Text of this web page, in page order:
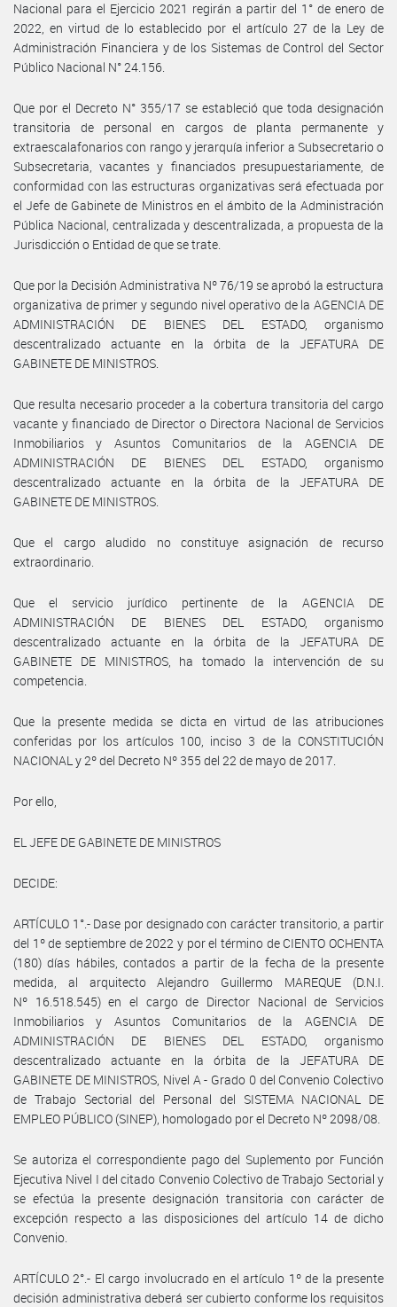
Nacional para el Ejercicio 2021 regirán a partir del 1° de enero de
2022, en virtud de lo establecido por el artículo 27 de la Ley de
Administración Financiera y de los Sistemas de Control del Sector
Público Nacional N° 24.156.
Que por el Decreto N° 355/17 se estableció que toda designación
transitoria de personal en cargos de planta permanente y
extraescalafonarios con rango y jerarquía inferior a Subsecretario o
Subsecretaria, vacantes y financiados presupuestariamente, de
conformidad con las estructuras organizativas será efectuada por
el Jefe de Gabinete de Ministros en el ámbito de la Administración
Pública Nacional, centralizada y descentralizada, a propuesta de la
Jurisdicción o Entidad de que se trate.
Que por la Decisión Administrativa Nº 76/19 se aprobó la estructura
organizativa de primer y segundo nivel operativo de la AGENCIA DE
ADMINISTRACIÓN DE BIENES DEL ESTADO, organismo
descentralizado actuante en la órbita de la JEFATURA DE
GABINETE DE MINISTROS.
Que resulta necesario proceder a la cobertura transitoria del cargo
vacante y financiado de Director o Directora Nacional de Servicios
Inmobiliarios y Asuntos Comunitarios de la AGENCIA DE
ADMINISTRACIÓN DE BIENES DEL ESTADO, organismo
descentralizado actuante en la órbita de la JEFATURA DE
GABINETE DE MINISTROS.
Que el cargo aludido no constituye asignación de recurso
extraordinario.
Que el servicio jurídico pertinente de la AGENCIA DE
ADMINISTRACIÓN DE BIENES DEL ESTADO, organismo
descentralizado actuante en la órbita de la JEFATURA DE
GABINETE DE MINISTROS, ha tomado la intervención de su
competencia.
Que la presente medida se dicta en virtud de las atribuciones
conferidas por los artículos 100, inciso 3 de la CONSTITUCIÓN
NACIONAL y 2º del Decreto Nº 355 del 22 de mayo de 2017.
Por ello,
EL JEFE DE GABINETE DE MINISTROS
DECIDE:
ARTÍCULO 1°.- Dase por designado con carácter transitorio, a partir
del 1º de septiembre de 2022 y por el término de CIENTO OCHENTA
(180) días hábiles, contados a partir de la fecha de la presente
medida, al arquitecto Alejandro Guillermo MAREQUE (D.N.I.
Nº 16.518.545) en el cargo de Director Nacional de Servicios
Inmobiliarios y Asuntos Comunitarios de la AGENCIA DE
ADMINISTRACIÓN DE BIENES DEL ESTADO, organismo
descentralizado actuante en la órbita de la JEFATURA DE
GABINETE DE MINISTROS, Nivel A - Grado 0 del Convenio Colectivo
de Trabajo Sectorial del Personal del SISTEMA NACIONAL DE
EMPLEO PÚBLICO (SINEP), homologado por el Decreto Nº 2098/08.
Se autoriza el correspondiente pago del Suplemento por Función
Ejecutiva Nivel I del citado Convenio Colectivo de Trabajo Sectorial y
se efectúa la presente designación transitoria con carácter de
excepción respecto a las disposiciones del artículo 14 de dicho
Convenio.
ARTÍCULO 2°.- El cargo involucrado en el artículo 1º de la presente
decisión administrativa deberá ser cubierto conforme los requisitos